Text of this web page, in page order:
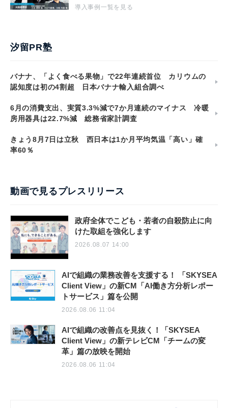
導入事例一覧を見る
汐留PR塾
バナナ、「よく食べる果物」で22年連続首位 カリウムの
認知度は初の4割超 日本バナナ輸入組合調べ
6月の消費支出、実質3.3%減で7か月連続のマイナス 冷暖
房用器具は22.7%減 総務省家計調査
きょう8月7日は立秋 西日本は1か月平均気温「高い」確
率60％
動画で見るプレスリリース
政府全体でこども・若者の自殺防止に向
けた取組を強化します
2026.08.07 14:00
AIで組織の業務改善を支援する！ 「SKYSEA
Client View」の新CM「AI働き方分析レポー
トサービス」篇を公開
2026.08.06 11:04
AIで組織の改善点を見抜く！「SKYSEA
Client View」の新テレビCM「チームの変
革」篇の放映を開始
2026.08.06 11:04